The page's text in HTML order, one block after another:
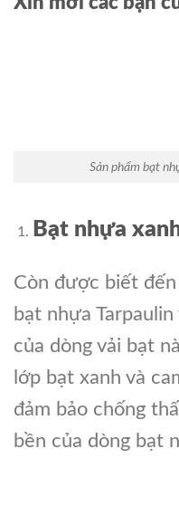
Sản phẩm bạt
Bạt nhựa
Còn được biết
bạt nhựa
của dòng vải bạt
lớp bạt xanh và
đảm bảo chống
bền của dòng bạt